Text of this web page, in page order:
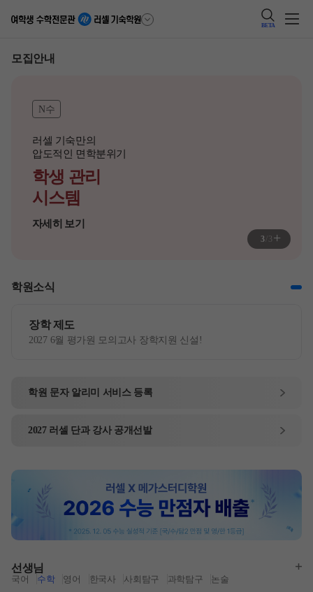
BETA
모집안내
N수
러셀 기숙만의
압도적인 면학분위기
학생 관리
시스템
자세히 보기
3 +
학원소식
장학 제도
2027 6월 평가원 모의고사 장학지원 신설!
학원 문자 알리미 서비스 등록
2027러셀 단과 강사 공개선발
선생님
국어 수학 영어 한국사 사회탐구 과학탐구 논술